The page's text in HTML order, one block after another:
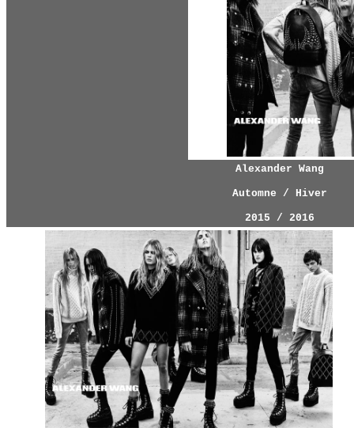
Alexander Wang
Automne / Hiver
2015 / 2016